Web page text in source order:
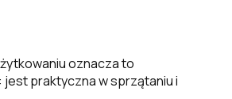
oznacza to
jest praktyczna w sprzątaniu i